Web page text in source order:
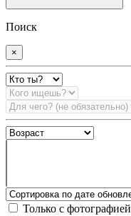
Поиск
×
Только с фотографией